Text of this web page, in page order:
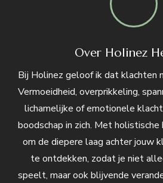
Over Holinez
Bij Holinez geloof ik dat klachten
Vermoeidheid, overprikkeling,
lichamelijke of emotionele
boodschap in zich. Met
om de diepere laag achter jouw
te ontdekken, zodat je niet
speelt, maar ook blijvende